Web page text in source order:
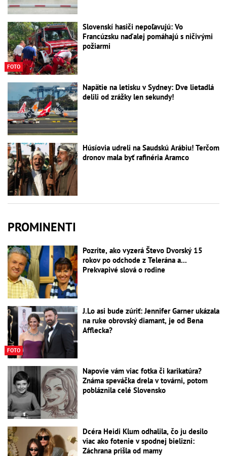
FOTO
Slovenskí hasiči nepoľavujú: Vo
Francúzsku naďalej pomáhajú s ničivými
požiarmi
Napätie na letisku v Sydney: Dve lietadlá
delili od zrážky len sekundy!
Húsíovia udreli na Saudskú Arábiu! Terčom
dronov mala byť rafinéria Aramco
PROMINENTI
Pozrite, ako vyzerá Števo Dvorský 15
rokov po odchode z Telerána a...
Prekvapivé slová o rodine
FOTO
J.Lo asi bude zúriť: Jennifer Garner ukázala
na ruke obrovský diamant, je od Bena
Afflecka?
Napovie vám viac fotka či karikatúra?
Známa speváčka drela v továrni, potom
pobláznila celé Slovensko
Dcéra Heidi Klum odhalila, čo ju desilo
viac ako fotenie v spodnej bielizni:
Záchrana prišla od mamy